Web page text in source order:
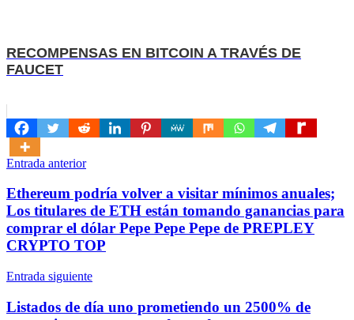
RECOMPENSAS EN BITCOIN A TRAVÉS DE
FAUCET
Navegación
de
entradas
Entrada anterior
Ethereum podría volver a visitar mínimos anuales;
Los titulares de ETH están tomando ganancias para
comprar el dólar Pepe Pepe Pepe de PREPLEY
CRYPTO TOP
Entrada siguiente
Listados de día uno prometiendo un 2500% de